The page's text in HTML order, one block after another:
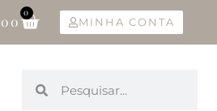
0
MINHA CONTA